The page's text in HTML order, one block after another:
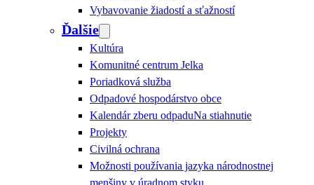
Vybavovanie žiadostí a sťažností
Ďalšie
Kultúra
Komunitné centrum Jelka
Poriadková služba
Odpadové hospodárstvo obce
Kalendár zberu odpaduNa stiahnutie
Projekty
Civilná ochrana
Možnosti používania jazyka národnostnej
menšiny v úradnom styku